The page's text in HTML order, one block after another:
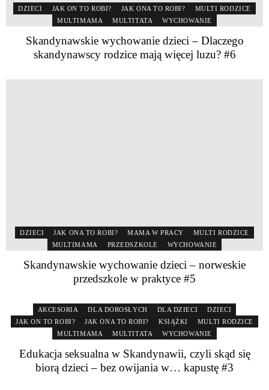
DZIECI JAK ON TO ROBI? JAK ONA TO ROBI?
MULTI RODZICE
MULTIMAMA
MULTITATA WYCHOWANIE
Skandynawskie wychowanie dzieci – Dlaczego
skandynawscy rodzice mają więcej luzu? #6
DZIECI JAK ONA TO ROBI? MAMA W PRACY
MULTI RODZICE
MULTIMAMA
PRZEDSZKOLE WYCHOWANIE
Skandynawskie wychowanie dzieci – norweskie
przedszkole w praktyce #5
AKCESORIA DLA DOROSŁYCH DLA DZIECI
DZIECI
JAK ON TO ROBI?
JAK ONA TO ROBI? KSIĄŻKI
MULTI RODZICE
MULTIMAMA
MULTITATA WYCHOWANIE
Edukacja seksualna w Skandynawii, czyli skąd się
biorą dzieci – bez owijania w… kapustę #3